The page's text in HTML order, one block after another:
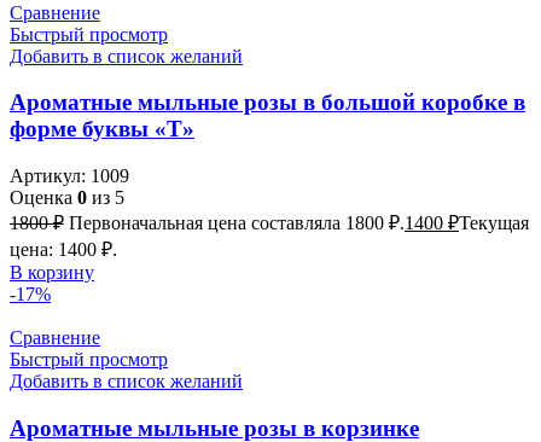
Сравнение
Быстрый просмотр
Добавить в список желаний
Ароматные мыльные розы в большой коробке в
форме буквы «Т»
Артикул: 1009
Оценка 0 из 5
1800₽ Первоначальная цена составляла 1800 ₽.1400 ₽Текущая
цена: 1400 ₽.
В корзину
-17%
Сравнение
Быстрый просмотр
Добавить в список желаний
Ароматные мыльные розы в корзинке